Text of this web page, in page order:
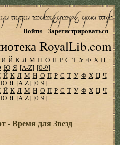
RoyalLib.com
Войти Зарегистрироваться
И Й К Л М Н О П Р С Т У Ф Х Ц
Ю Я [A-Z] [0-9]
Й К Л М Н О П Р С Т У Ф Х Ц Ч
Ю Я [A-Z] [0-9]
Й К Л М Н О П Р С Т У Ф Х Ц Ч
Ю Я [A-Z] [0-9]
- Время для Звезд